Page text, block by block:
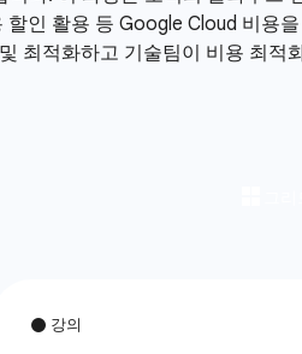
인 활용 등 Google Cloud 비용
최적화하고 기술팀이 비용 최적